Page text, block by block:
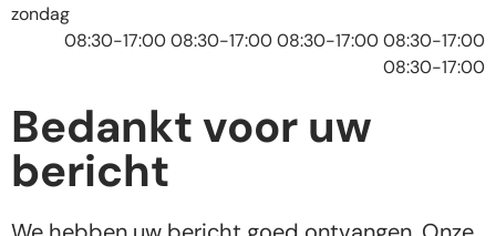
zondag
08:30-17:00 08:30-17:00 08:30-17:00 08:30-17:00
08:30-17:00
Bedankt voor uw
bericht